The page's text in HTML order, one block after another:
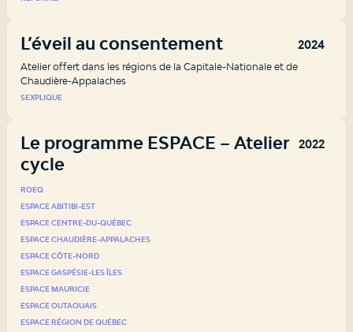
2024
L’éveil au consentement
Atelier offert dans les régions de la Capitale-Nationale et de
Chaudière-Appalaches
SEXPLIQUE
2022
Le programme ESPACE – Atelier 3e
cycle
ROEQ
ESPACE ABITIBI-EST
ESPACE CENTRE-DU-QUÉBEC
ESPACE CHAUDIÈRE-APPALACHES
ESPACE CÔTE-NORD
ESPACE GASPÉSIE-LES ÎLES
ESPACE MAURICIE
ESPACE OUTAOUAIS
ESPACE RÉGION DE QUÉBEC